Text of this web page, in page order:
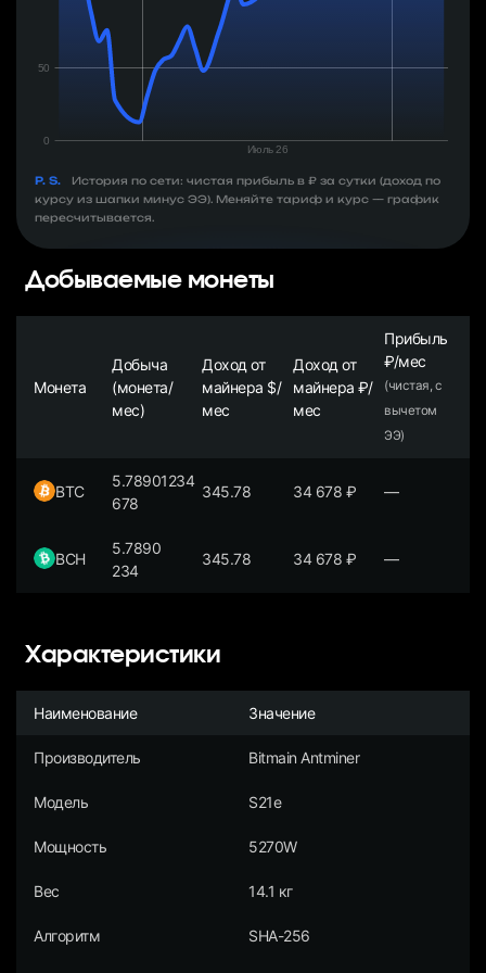
P. S.
История по сети: чистая прибыль в ₽ за сутки (доход по
курсу из шапки минус ЭЭ). Меняйте тариф и курс — график
пересчитывается.
Добываемые монеты
Монета
Добыча
(монета/
мес)
Доход от
майнера $/
мес
Доход от
майнера ₽/
мес
Прибыль
₽/мес
(чистая, с
вычетом
ЭЭ)
BTC
5.78901234
678
345.78 34 678 ₽ —
BCH
5.7890
234
345.78 34 678 ₽ —
Характеристики
Наименование Значение
Производитель Bitmain Antminer
Модель S21e
Мощность 5270W
Вес 14.1 кг
Алгоритм SHA-256